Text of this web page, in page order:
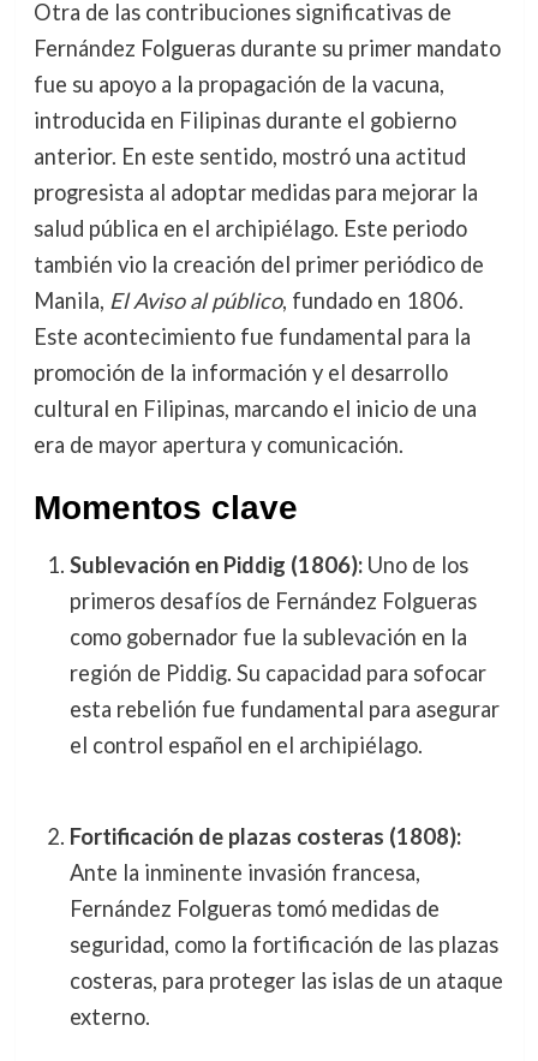
Otra de las contribuciones significativas de
Fernández Folgueras durante su primer mandato
fue su apoyo a la propagación de la vacuna,
introducida en Filipinas durante el gobierno
anterior. En este sentido, mostró una actitud
progresista al adoptar medidas para mejorar la
salud pública en el archipiélago. Este periodo
también vio la creación del primer periódico de
Manila, El Aviso al público, fundado en 1806.
Este acontecimiento fue fundamental para la
promoción de la información y el desarrollo
cultural en Filipinas, marcando el inicio de una
era de mayor apertura y comunicación.
Momentos clave
Sublevación en Piddig (1806):Uno de los
primeros desafíos de Fernández Folgueras
como gobernador fue la sublevación en la
región de Piddig. Su capacidad para sofocar
esta rebelión fue fundamental para asegurar
el control español en el archipiélago.
Fortificación de plazas costeras (1808):
Ante la inminente invasión francesa,
Fernández Folgueras tomó medidas de
seguridad, como la fortificación de las plazas
costeras, para proteger las islas de un ataque
externo.